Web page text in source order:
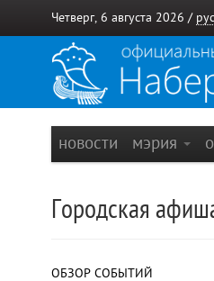
Четверг, 6 августа 2026 / рус
новости мэрия
Городская
ОБЗОР СОБЫТИЙ